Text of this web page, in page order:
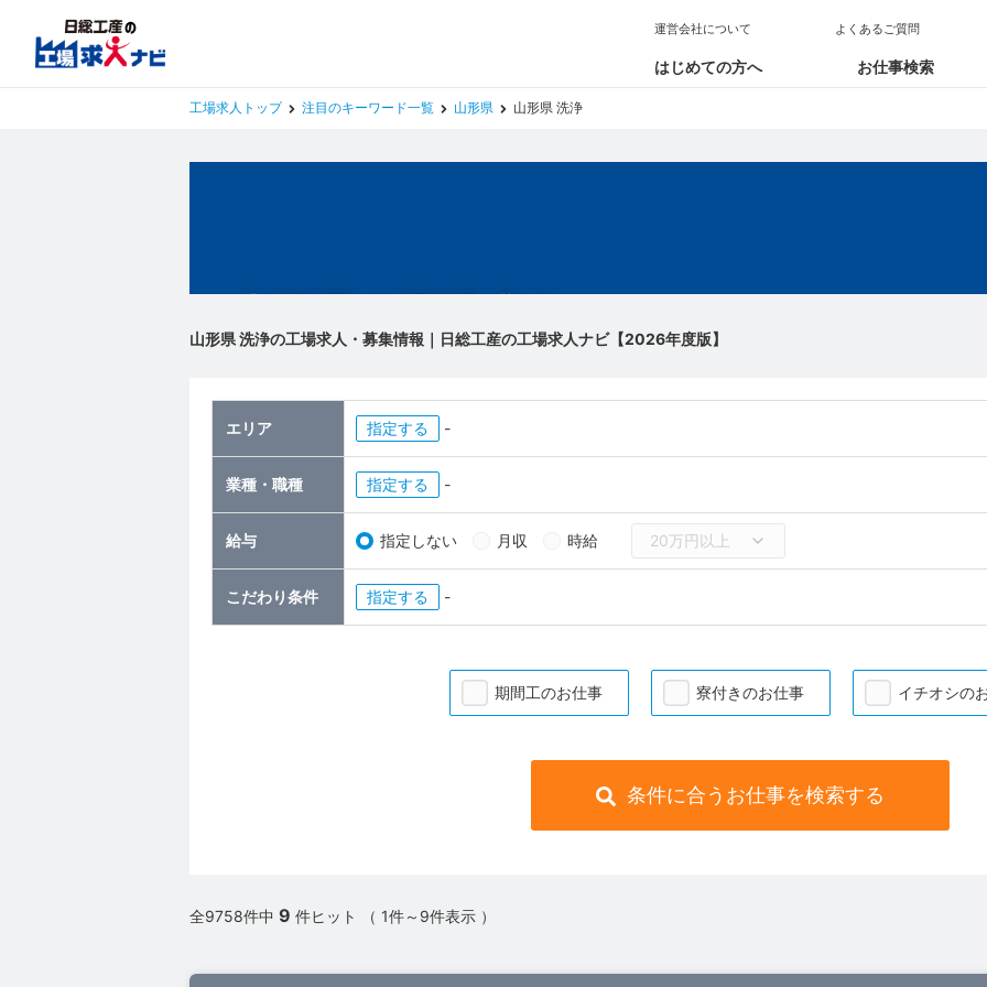
はじめての方へ お仕事検索
運営会社について よくあるご質問
工場求人トップ 注目のキーワード一覧 山形県 山形県 洗浄
山形県 洗浄の工場求人・募集情報｜日総工産の工場求人ナビ【2026年度版】
エリア 指定 -
業種・職種 指定 -
給与 指定しない 月収 時給
こだわり条件 指定 -
期間工のお仕事 寮付きのお仕事 イチオシの
条件に合うお仕事を検索する
全9758件中 9 件ヒット （ 1件～9件表示 ）